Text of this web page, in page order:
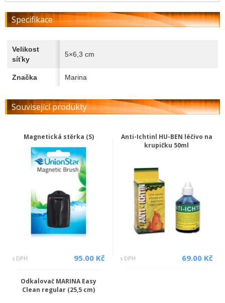
Specifikace
Velikost
síťky
5×6,3 cm
Značka Marina
Související produkty
Magnetická stěrka (S)
s DPH 95.00 Kč
Anti-Ichtinl HU-BEN léčivo na
krupičku 50ml
s DPH 69.00 Kč
Odkalovač MARINA Easy
Clean regular (25,5 cm)